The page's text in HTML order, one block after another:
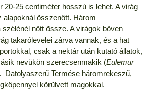
20-25 centiméter hosszú is lehet. A virág
összenőtt. Három
nőtt össze. A virágok bőven
takarólevelei zárva vannak, és a hat
csak a nektár után kutató állatok,
nevükön szerecsenmakik (Eulemur
Datolyaszerű Termése háromrekeszű,
körülvett magokkal.